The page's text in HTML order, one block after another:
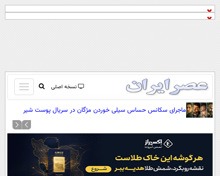
نسخه اصلی
باز
و
بسته
کردن
صفحه اول
آرشیو
نظرسنجی
آب و هوا
ماجرای سکانس حساس سیلی خوردن مژگان در سریال پوست شیر